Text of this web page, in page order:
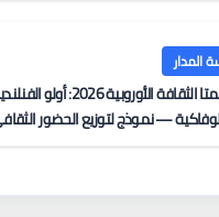
المدار
عاصمتا الثقافة الأوروبية
— نموذج لتوزيع الحضور